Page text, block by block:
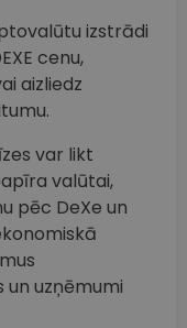
izstrādi
cenu,
aizliedz
var likt
valūtai,
pēc DeXe un
uzņēmumi